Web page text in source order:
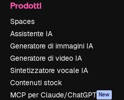
Prodotti
Spaces
Assistente IA
Generatore di immagini IA
Generatore di video IA
Sintetizzatore vocale IA
Contenuti stock
MCP per Claude/ChatGPT New